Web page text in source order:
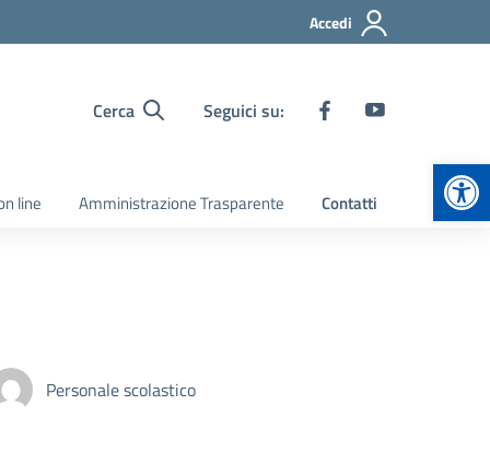
Accedi
Cerca Seguici su:
line Amministrazione Trasparente Contatti
Personale scolastico